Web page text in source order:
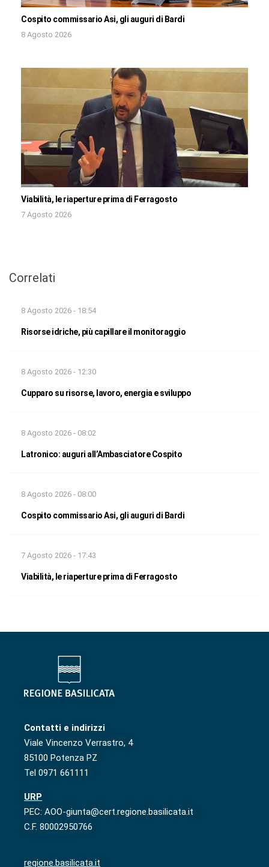
Cospito commissario Asi, gli auguri di Bardi
8 Agosto 2026
Viabilità, le riaperture prima di Ferragosto
7 Agosto 2026
Correlati
8 Agosto 2026 - 18:54
Risorse idriche, più capillare il monitoraggio
8 Agosto 2026 - 12:30
Cupparo su risorse, lavoro, energia e sviluppo
8 Agosto 2026 - 08:02
Latronico: auguri all’Ambasciatore Cospito
8 Agosto 2026 - 08:00
Cospito commissario Asi, gli auguri di Bardi
7 Agosto 2026 - 17:43
Viabilità, le riaperture prima di Ferragosto
Contatti e indirizzi
Viale Vincenzo Verrastro, 4
85100 Potenza PZ
Tel 0971 661111
URP
PEC: AOO-giunta@cert.regione.basilicata.it
C.F. 80002950766
regione.basilicata.it